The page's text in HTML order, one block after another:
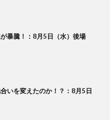
暴騰！：8月5日（水）後場
いを変えたのか！？：8月5日